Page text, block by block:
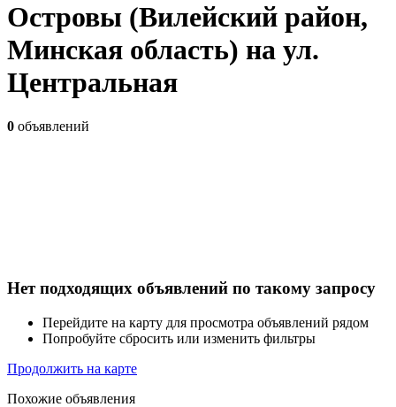
Островы (Вилейский район,
Минская область) на ул.
Центральная
0 объявлений
Нет подходящих объявлений по такому запросу
Перейдите на карту для просмотра объявлений рядом
Попробуйте сбросить или изменить фильтры
Продолжить на карте
Похожие объявления